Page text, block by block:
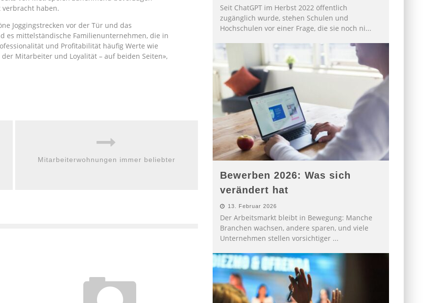
verbracht haben.
Joggingstrecken vor der Tür und das
es mittelständische Familienunternehmen, die in
und Profitabilität häufig Werte wie
Mitarbeiter und Loyalität – auf beiden Seiten»,
Mitarbeiterwohnungen immer beliebter
Seit ChatGPT im Herbst 2022 öffentlich
zugänglich wurde, stehen Schulen und
Hochschulen vor einer Frage, die sie noch ni...
Bewerben 2026: Was sich
verändert hat
13. Februar 2026
Der Arbeitsmarkt bleibt in Bewegung: Manche
Branchen wachsen, andere sparen, und viele
Unternehmen stellen vorsichtiger ...